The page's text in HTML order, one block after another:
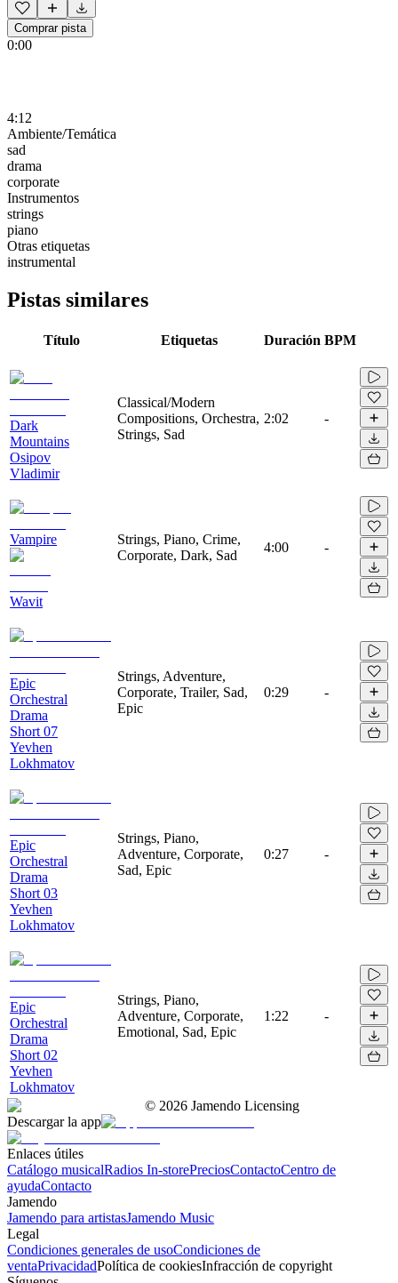
Comprar pista
0:00
4:12
Ambiente/Temática
sad
drama
corporate
Instrumentos
strings
piano
Otras etiquetas
instrumental
Pistas similares
Título Etiquetas Duración BPM
Dark
Mountains
Osipov
Vladimir
Classical/Modern
Compositions, Orchestra,
Strings, Sad
2:02 -
Vampire
Wavit
Strings, Piano, Crime,
Corporate, Dark, Sad
4:00 -
Epic
Orchestral
Drama
Short 07
Yevhen
Lokhmatov
Strings, Adventure,
Corporate, Trailer, Sad,
Epic
0:29 -
Epic
Orchestral
Drama
Short 03
Yevhen
Lokhmatov
Strings, Piano,
Adventure, Corporate,
Sad, Epic
0:27 -
Epic
Orchestral
Drama
Short 02
Yevhen
Lokhmatov
Strings, Piano,
Adventure, Corporate,
Emotional, Sad, Epic
1:22 -
© 2026 Jamendo Licensing
Descargar la app
Enlaces útiles
Catálogo musicalRadios In-storePreciosContactoCentro de
ayudaContacto
Jamendo
Jamendo para artistasJamendo Music
Legal
Condiciones generales de usoCondiciones de
ventaPrivacidadPolítica de cookiesInfracción de copyright